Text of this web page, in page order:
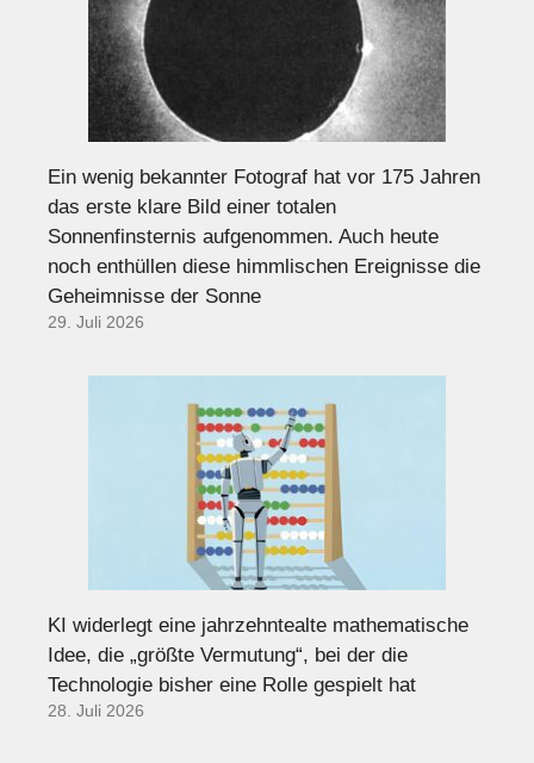
Ein wenig bekannter Fotograf hat vor 175 Jahren
das erste klare Bild einer totalen
Sonnenfinsternis aufgenommen. Auch heute
noch enthüllen diese himmlischen Ereignisse die
Geheimnisse der Sonne
29. Juli 2026
KI widerlegt eine jahrzehntealte mathematische
Idee, die „größte Vermutung“, bei der die
Technologie bisher eine Rolle gespielt hat
28. Juli 2026